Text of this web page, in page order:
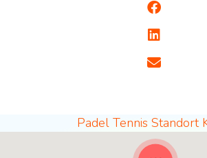
Padel Tennis Standort
Padel Standorte - volle Breite